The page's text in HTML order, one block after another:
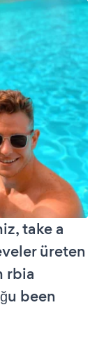
take a
üreten
rbia
been